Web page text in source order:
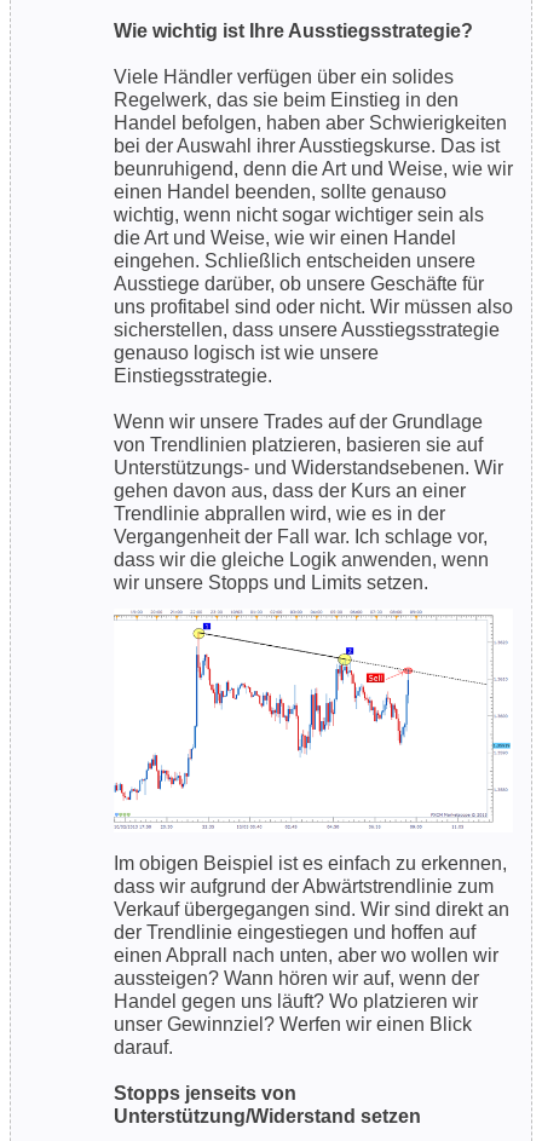
Wie wichtig ist Ihre Ausstiegsstrategie?
Viele Händler verfügen über ein solides
Regelwerk, das sie beim Einstieg in den
Handel befolgen, haben aber Schwierigkeiten
bei der Auswahl ihrer Ausstiegskurse. Das ist
beunruhigend, denn die Art und Weise, wie wir
einen Handel beenden, sollte genauso
wichtig, wenn nicht sogar wichtiger sein als
die Art und Weise, wie wir einen Handel
eingehen. Schließlich entscheiden unsere
Ausstiege darüber, ob unsere Geschäfte für
uns profitabel sind oder nicht. Wir müssen also
sicherstellen, dass unsere Ausstiegsstrategie
genauso logisch ist wie unsere
Einstiegsstrategie.
Wenn wir unsere Trades auf der Grundlage
von Trendlinien platzieren, basieren sie auf
Unterstützungs- und Widerstandsebenen. Wir
gehen davon aus, dass der Kurs an einer
Trendlinie abprallen wird, wie es in der
Vergangenheit der Fall war. Ich schlage vor,
dass wir die gleiche Logik anwenden, wenn
wir unsere Stopps und Limits setzen.
Im obigen Beispiel ist es einfach zu erkennen,
dass wir aufgrund der Abwärtstrendlinie zum
Verkauf übergegangen sind. Wir sind direkt an
der Trendlinie eingestiegen und hoffen auf
einen Abprall nach unten, aber wo wollen wir
aussteigen? Wann hören wir auf, wenn der
Handel gegen uns läuft? Wo platzieren wir
unser Gewinnziel? Werfen wir einen Blick
darauf.
Stopps jenseits von
Unterstützung/Widerstand setzen